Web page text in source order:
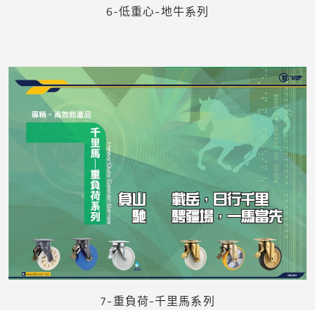
6-低重心-地牛系列
7-重負荷-千里馬系列